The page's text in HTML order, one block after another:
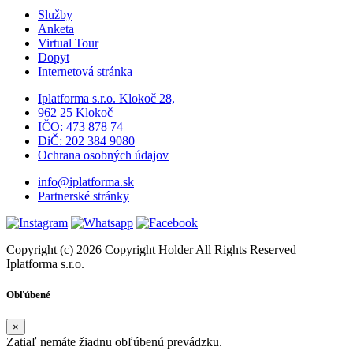
Služby
Anketa
Virtual Tour
Dopyt
Internetová stránka
Iplatforma s.r.o. Klokoč 28,
962 25 Klokoč
IČO: 473 878 74
DiČ: 202 384 9080
Ochrana osobných údajov
info@iplatforma.sk
Partnerské stránky
Copyright (c) 2026 Copyright Holder All Rights Reserved
Iplatforma s.r.o.
Obľúbené
×
Zatiaľ nemáte žiadnu obľúbenú prevádzku.